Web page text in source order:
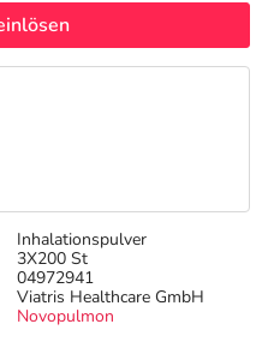
Inhalationspulver
3X200 St
04972941
Viatris Healthcare GmbH
Novopulmon